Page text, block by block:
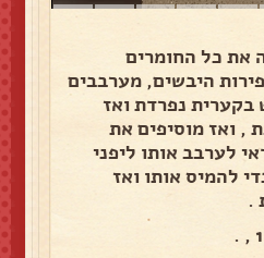
את כל החומרים
היבשים, מערבבים
נפרדת ואז
, ואז מוסיפים את
לערבב אותו ליפני
להמיס אותו ואז
.